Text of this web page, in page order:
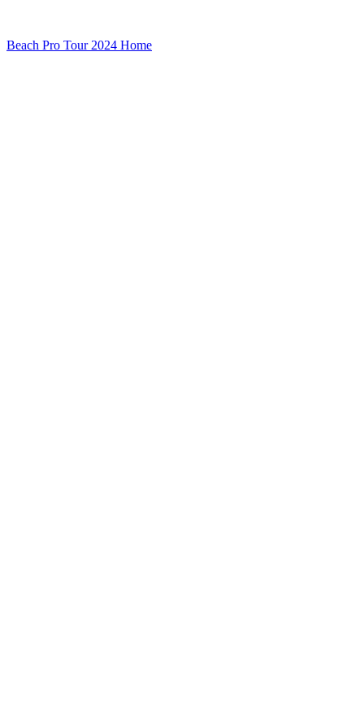
Beach Pro Tour 2024 Home